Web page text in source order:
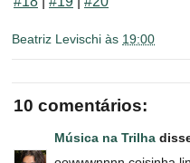
Beatriz Levischi às 19:00
10 comentários:
Música na Trilha